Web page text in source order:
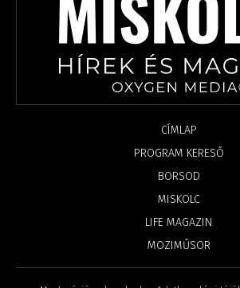
CÍMLAP
PROGRAM KERESŐ
BORSOD
MISKOLC
LIFE MAGAZIN
MOZIMŰSOR